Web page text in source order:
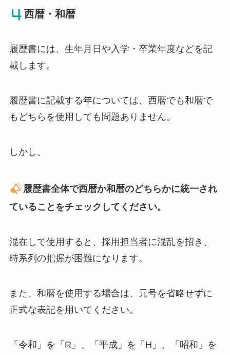
西暦・和暦
履歴書には、生年月日や入学・卒業年度などを記
載します。
履歴書に記載する年については、西暦でも和暦で
もどちらを使用しても問題ありません。
しかし、
履歴書全体で西暦か和暦のどちらかに統一され
ていることをチェックしてください。
混在して使用すると、採用担当者に混乱を招き、
時系列の把握が困難になります。
また、和暦を使用する場合は、元号を省略せずに
正式な表記を用いてください。
「令和」を「R」、「平成」を「H」、「昭和」を